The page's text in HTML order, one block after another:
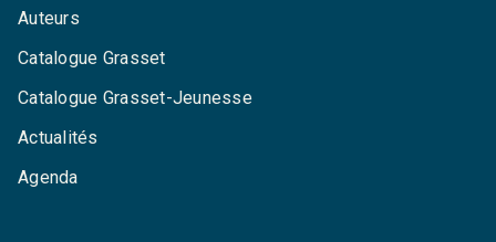
Auteurs
Catalogue Grasset
Catalogue Grasset-Jeunesse
Actualités
Agenda